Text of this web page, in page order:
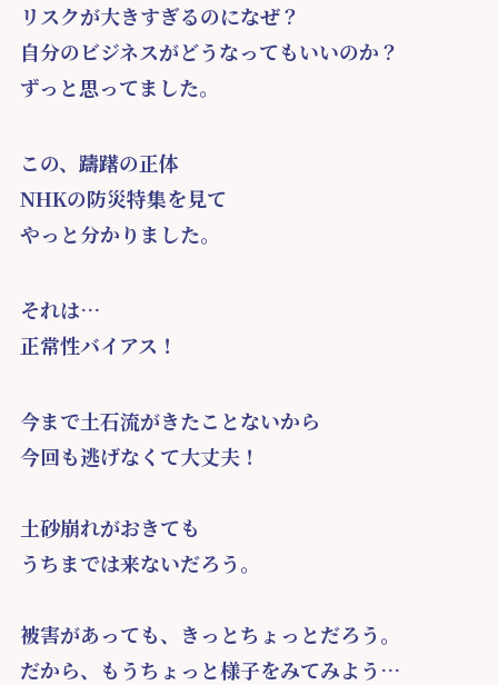
リスクが大きすぎるのになぜ？
自分のビジネスがどうなってもいいのか？
ずっと思ってました。
この、躊躇の正体
NHKの防災特集を見て
やっと分かりました。
それは…
正常性バイアス！
今まで土石流がきたことないから
今回も逃げなくて大丈夫！
土砂崩れがおきても
うちまでは来ないだろう。
被害があっても、きっとちょっとだろう。
だから、もうちょっと様子をみてみよう…